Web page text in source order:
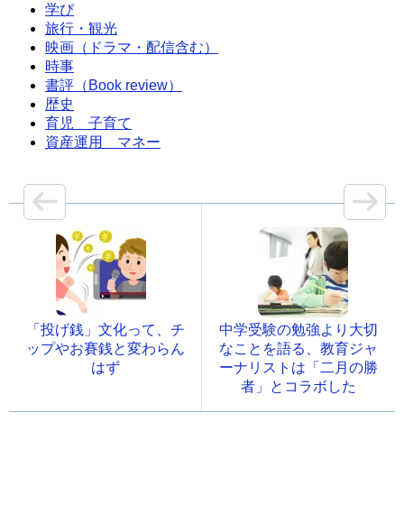
学び
旅行・観光
映画（ドラマ・配信含む）
時事
書評（Book review）
歴史
育児 子育て
資産運用 マネー
「投げ銭」文化って、チ
ップやお賽銭と変わらん
はず
中学受験の勉強より大切
なことを語る、教育ジャ
ーナリストは「二月の勝
者」とコラボした